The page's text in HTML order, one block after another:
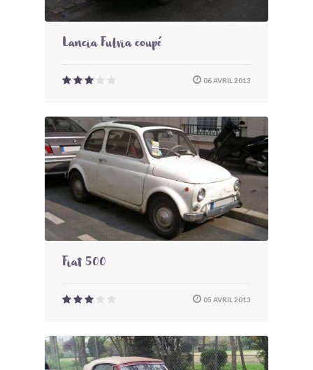
Lancia Fulvia coupé
06 AVRIL 2013
Fiat 500
05 AVRIL 2013